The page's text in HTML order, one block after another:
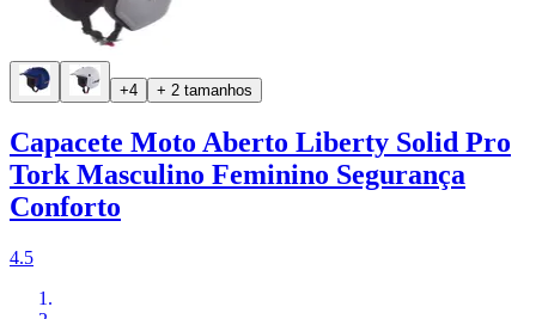
+4 + 2 tamanhos
Capacete Moto Aberto Liberty Solid Pro
Tork Masculino Feminino Segurança
Conforto
4.5